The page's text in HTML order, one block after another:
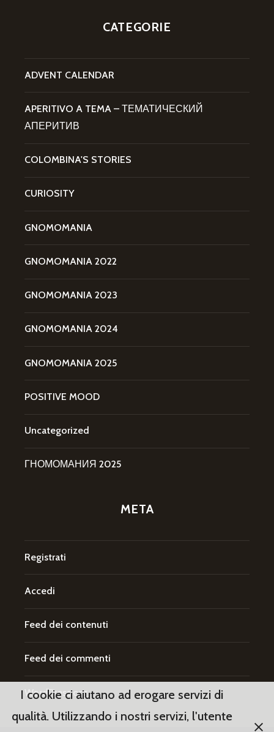
CATEGORIE
ADVENT CALENDAR
APERITIVO A TEMA – ТЕМАТИЧЕСКИЙ
АПЕРИТИВ
COLOMBINA'S STORIES
CURIOSITY
GNOMOMANIA
GNOMOMANIA 2022
GNOMOMANIA 2023
GNOMOMANIA 2024
GNOMOMANIA 2025
POSITIVE MOOD
Uncategorized
ГНОМОМАНИЯ 2025
META
Registrati
Accedi
Feed dei contenuti
Feed dei commenti
WordPress.org
I cookie ci aiutano ad erogare servizi di
qualità. Utilizzando i nostri servizi, l'utente